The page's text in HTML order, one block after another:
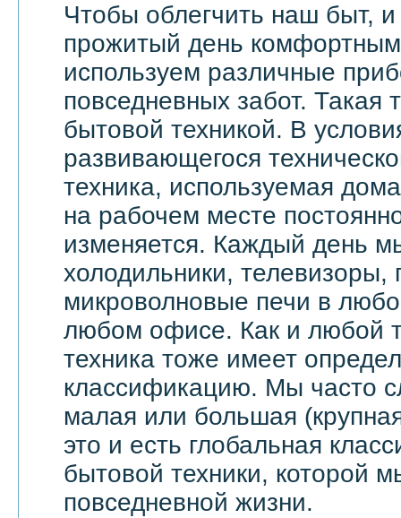
Чтобы облегчить наш быт,
прожитый день
используем различные
повседневных забот. Такая
бытовой техникой. В
развивающегося
техника, используемая
на рабочем месте
изменяется. Каждый день
холодильники,
микроволновые печи в
любом офисе. Как и любой
техника тоже имеет
классификацию. Мы часто
малая или большая
это и есть глобальная
бытовой техники, которой
повседневной жизни.